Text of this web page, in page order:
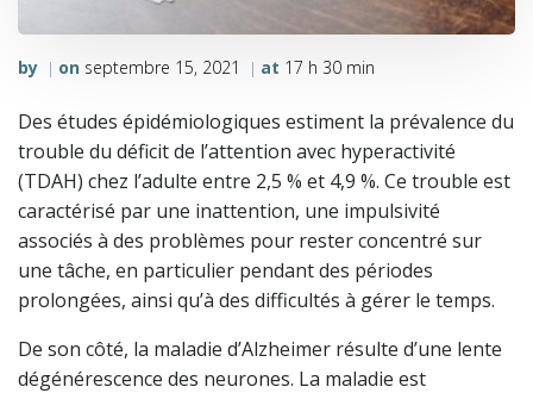
by | on septembre 15, 2021 | at 17 h 30 min
Des études épidémiologiques estiment la prévalence du
trouble du déficit de l’attention avec hyperactivité
(TDAH) chez l’adulte entre 2,5 % et 4,9 %. Ce trouble est
caractérisé par une inattention, une impulsivité
associés à des problèmes pour rester concentré sur
une tâche, en particulier pendant des périodes
prolongées, ainsi qu’à des difficultés à gérer le temps.
De son côté, la maladie d’Alzheimer résulte d’une lente
dégénérescence des neurones. La maladie est